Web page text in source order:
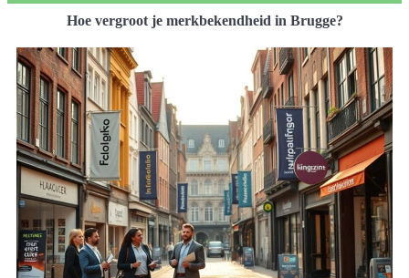
Hoe vergroot je merkbekendheid in Brugge?